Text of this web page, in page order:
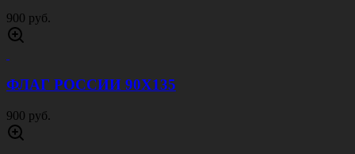
900 руб.
ФЛАГ РОССИИ 90Х135
900 руб.